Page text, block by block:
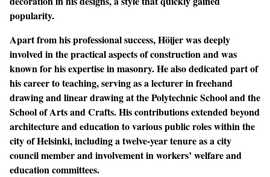
popularity.
Apart from his professional success, Höijer was deeply
involved in the practical aspects of construction and was
known for his expertise in masonry. He also dedicated part of
his career to teaching, serving as a lecturer in freehand
drawing and linear drawing at the Polytechnic School and the
School of Arts and Crafts. His contributions extended beyond
architecture and education to various public roles within the
city of Helsinki, including a twelve-year tenure as a city
council member and involvement in workers’ welfare and
education committees.